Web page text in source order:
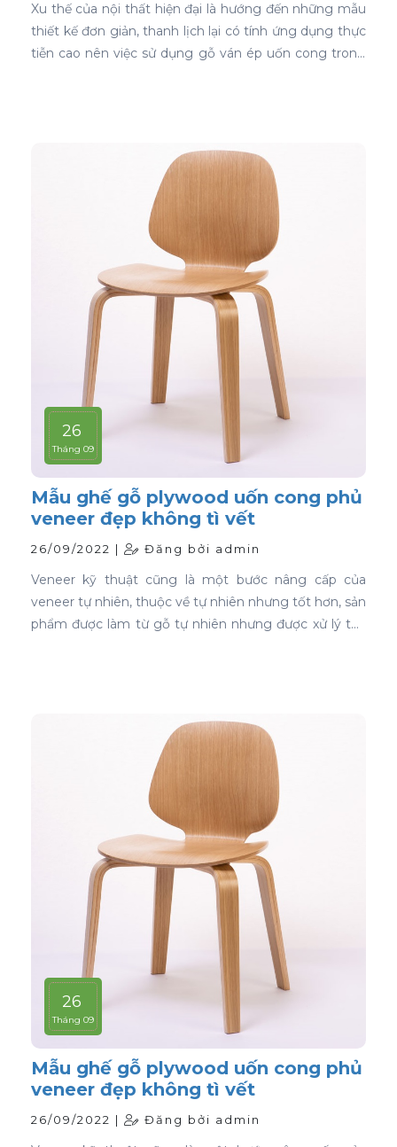
Xu thế của nội thất hiện đại là hướng đến những mẫu
thiết kế đơn giản, thanh lịch lại có tính ứng dụng thực
tiễn cao nên việc sử dụng gỗ ván ép uốn cong trong
26
Tháng 09
Mẫu ghế gỗ plywood uốn cong phủ
veneer đẹp không tì vết
26/09/2022 | Đăng bởi admin
Veneer kỹ thuật cũng là một bước nâng cấp của
veneer tự nhiên, thuộc về tự nhiên nhưng tốt hơn, sản
phẩm được làm từ gỗ tự nhiên nhưng được xử lý tạo
26
Tháng 09
Mẫu ghế gỗ plywood uốn cong phủ
veneer đẹp không tì vết
26/09/2022 | Đăng bởi admin